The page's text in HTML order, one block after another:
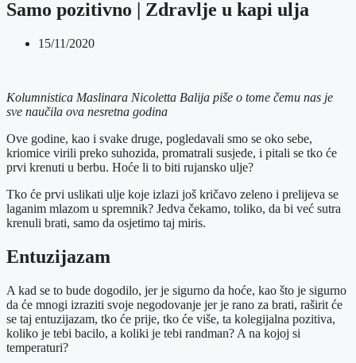
Samo pozitivno | Zdravlje u kapi ulja
15/11/2020
Kolumnistica Maslinara Nicoletta Balija piše o tome čemu nas je
sve naučila ova nesretna godina
Ove godine, kao i svake druge, pogledavali smo se oko sebe,
kriomice virili preko suhozida, promatrali susjede, i pitali se tko će
prvi krenuti u berbu. Hoće li to biti rujansko ulje?
Tko će prvi uslikati ulje koje izlazi još kričavo zeleno i prelijeva se
laganim mlazom u spremnik? Jedva čekamo, toliko, da bi već sutra
krenuli brati, samo da osjetimo taj miris.
Entuzijazam
A kad se to bude dogodilo, jer je sigurno da hoće, kao što je sigurno
da će mnogi izraziti svoje negodovanje jer je rano za brati, raširit će
se taj entuzijazam, tko će prije, tko će više, ta kolegijalna pozitiva,
koliko je tebi bacilo, a koliki je tebi randman? A na kojoj si
temperaturi?